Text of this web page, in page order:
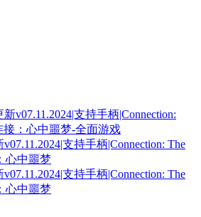
支持手柄|Connection: The
心中噩梦
支持手柄|Connection: The
心中噩梦